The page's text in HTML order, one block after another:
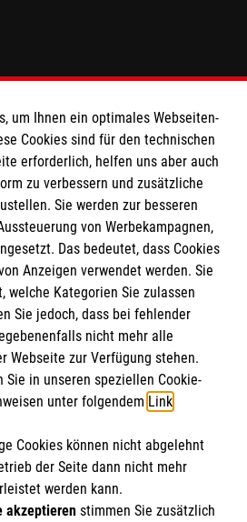
Hilfsdienst e.V.
1201 2000 12
abonnieren
AGB|Impressum|Datenschutz
| Sharepoint|Mediathek
um Ihnen ein optimales Webseiten-
Cookies sind für den technischen
erforderlich, helfen uns aber auch
zu verbessern und zusätzliche
Sie werden zur besseren
von Werbekampagnen,
Das bedeutet, dass Cookies
Anzeigen verwendet werden. Sie
welche Kategorien Sie zulassen
Sie jedoch, dass bei fehlender
nicht mehr alle
Webseite zur Verfügung stehen.
Sie in unseren speziellen Cookie-
unter folgendem Link.
Cookies können nicht abgelehnt
der Seite dann nicht mehr
werden kann.
akzeptierenstimmen Sie zusätzlich